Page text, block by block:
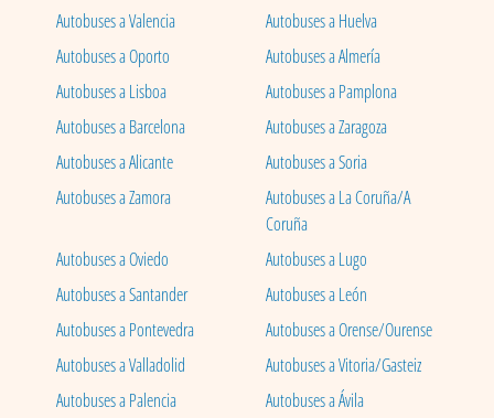
Autobuses a Valencia
Autobuses a Huelva
Autobuses a Oporto
Autobuses a Almería
Autobuses a Lisboa
Autobuses a Pamplona
Autobuses a Barcelona
Autobuses a Zaragoza
Autobuses a Alicante
Autobuses a Soria
Autobuses a Zamora
Autobuses a La Coruña/A
Coruña
Autobuses a Oviedo
Autobuses a Lugo
Autobuses a Santander
Autobuses a León
Autobuses a Pontevedra
Autobuses a Orense/Ourense
Autobuses a Valladolid
Autobuses a Vitoria/Gasteiz
Autobuses a Palencia
Autobuses a Ávila